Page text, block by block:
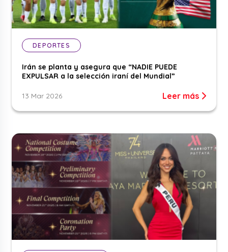
DEPORTES
Irán se planta y asegura que “NADIE PUEDE
EXPULSAR a la selección iraní del Mundial”
13 Mar 2026 Leer más